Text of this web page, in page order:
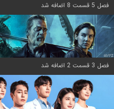
فصل 5 قسمت 8 اضافه شد
فصل 3 قسمت 2 اضافه شد